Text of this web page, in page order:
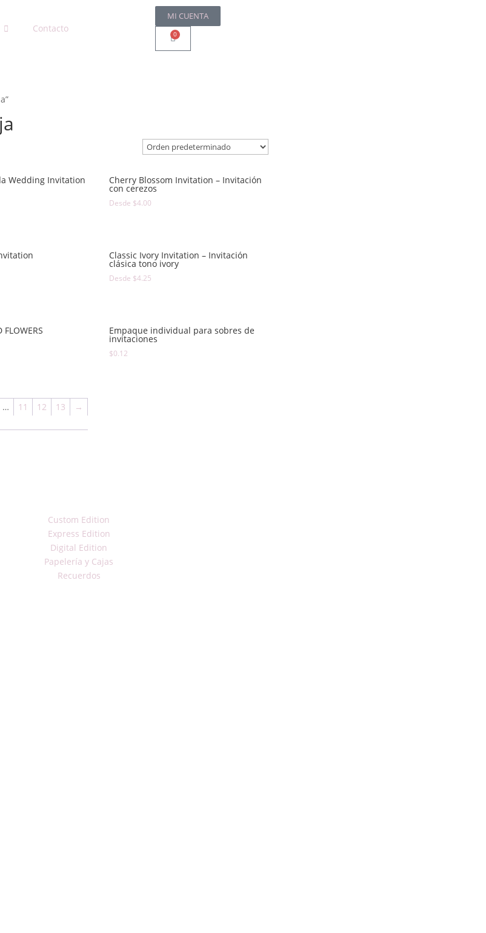
Contacto
MI CUENTA
0
Wedding Invitation Cherry Blossom Invitation – Invitación
con cerezos
Desde $4.00
Classic Ivory Invitation – Invitación
clásica tono ivory
Desde $4.25
FLOWERS Empaque individual para sobres de
invitaciones
$0.12
… 11 12 13 →
Custom Edition
Express Edition
Digital Edition
Papelería y Cajas
Recuerdos